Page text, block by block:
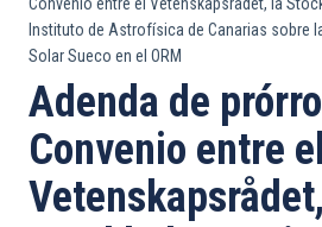
Instituto de Astrofísica de Canarias sobre
Solar Sueco en el ORM
Adenda de
Convenio entre el